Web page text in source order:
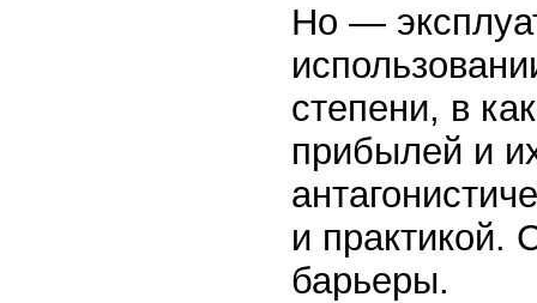
Но —
степени, в
прибылей и
и практикой.
барьеры.